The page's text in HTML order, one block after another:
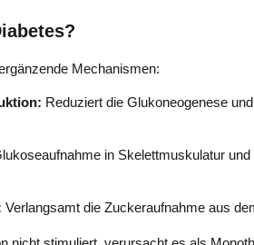
Mechanismen:
Reduziert die Glukoneogenese
in Skelettmuskulatur
Verlangsamt die Zuckeraufnahme aus